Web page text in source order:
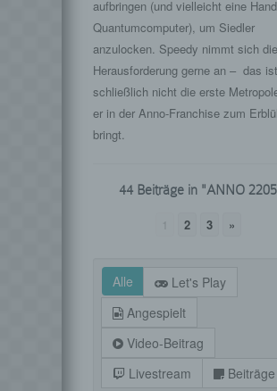
aufbringen (und vielleicht eine
Quantumcomputer), um Siedler
anzulocken. Speedy nimmt sich
Herausforderung gerne an – das
schließlich nicht die erste
er in der Anno-Franchise zum
bringt.
44 Beiträge in "ANNO
1 2 3 »
Alle
Let's Play
Angespielt
Video-Beitrag
Livestream
Beiträge